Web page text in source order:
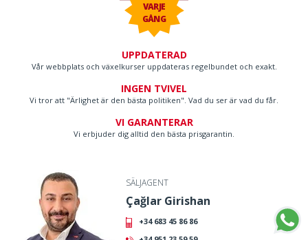
VARJE
GÅNG
UPPDATERAD
Vår webbplats och växelkurser uppdateras regelbundet och exakt.
INGEN TVIVEL
Vi tror att "Ärlighet är den bästa politiken". Vad du ser är vad du får.
VI GARANTERAR
Vi erbjuder dig alltid den bästa prisgarantin.
SÄLJAGENT
Çağlar Girishan
+34 683 45 86 86